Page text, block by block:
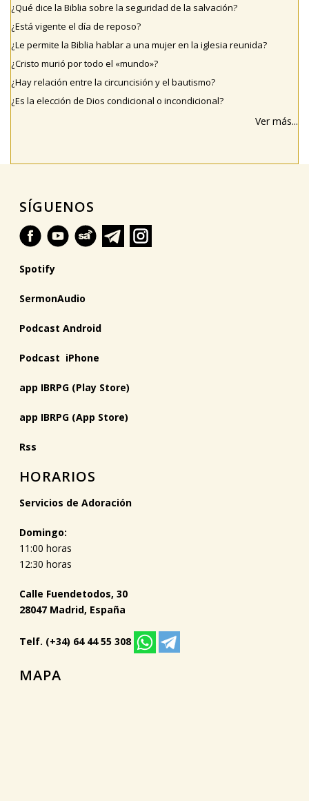
¿Qué dice la Biblia sobre la seguridad de la salvación?
¿Está vigente el día de reposo?
¿Le permite la Biblia hablar a una mujer en la iglesia reunida?
¿Cristo murió por todo el «mundo»?
¿Hay relación entre la circuncisión y el bautismo?
¿Es la elección de Dios condicional o incondicional?
Ver más...
SÍGUENOS
Spotify
SermonAudio
Podcast Android
Podcast iPhone
app IBRPG (Play Store)
app IBRPG (App Store)
Rss
HORARIOS
Servicios de Adoración
Domingo:
11:00 horas
12:30 horas
Calle Fuendetodos, 30
28047 Madrid, España
Telf. (+34) 64 44 55 308
MAPA